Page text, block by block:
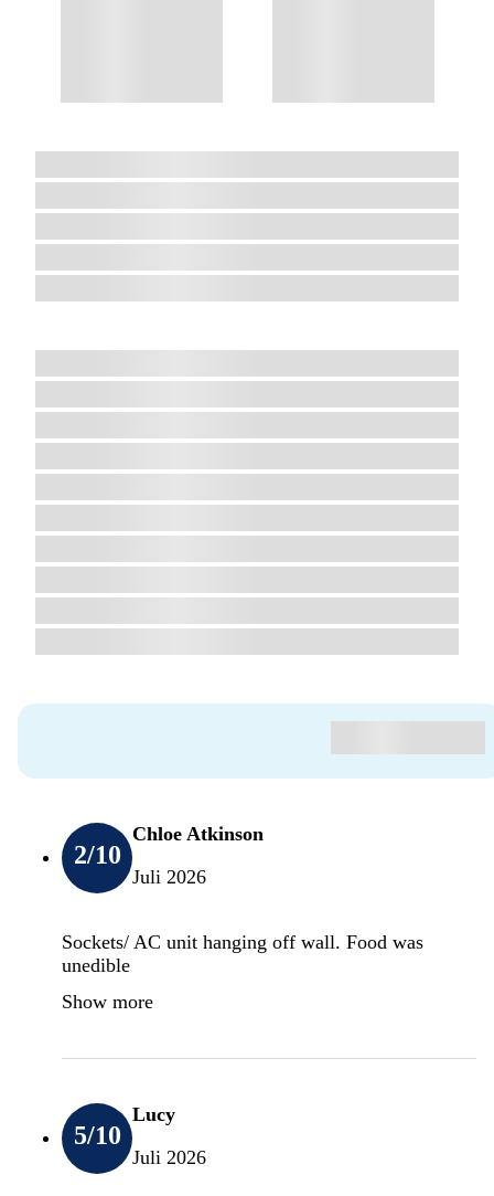
2/10
Chloe Atkinson
Juli 2026
Sockets/ AC unit hanging off wall. Food was
unedible
Show more
5/10
Lucy
Juli 2026